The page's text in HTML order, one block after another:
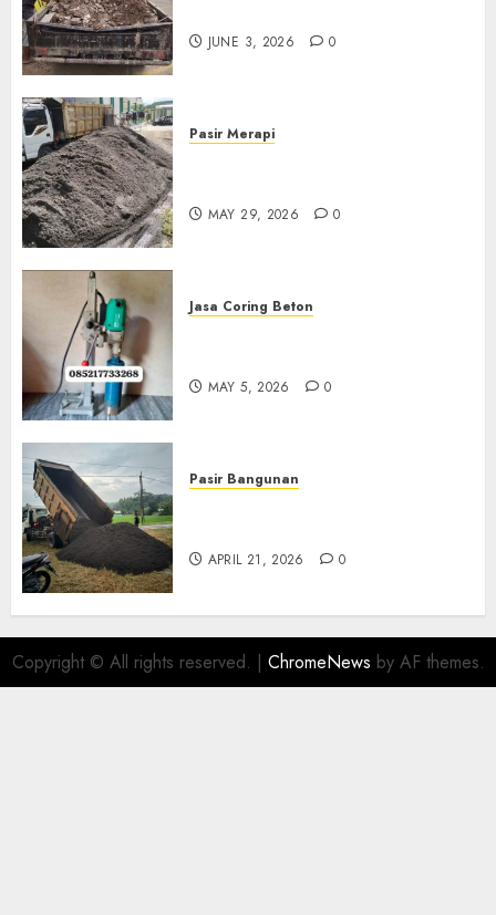
JUNE 3, 2026 0
Pasir Merapi
MAY 29, 2026 0
Jasa Coring Beton
MAY 5, 2026 0
Pasir Bangunan
APRIL 21, 2026 0
Copyright © All rights reserved. | ChromeNews by AF themes.